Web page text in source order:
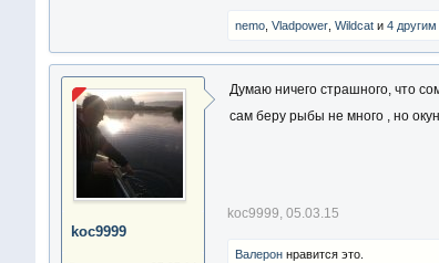
nemo, Vladpower, Wildcatи 4 другим
koc9999
Думаю ничего страшного, что
сам беру рыбы не много , но
koc9999, 05.03.15
Валероннравится это.